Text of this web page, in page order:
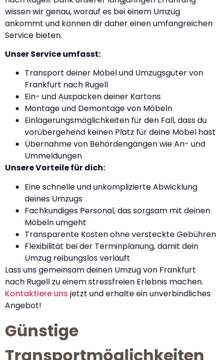
wissen wir genau, worauf es bei einem Umzug
ankommt und können dir daher einen umfangreichen
Service bieten.
Unser Service umfasst:
Transport deiner Möbel und Umzugsgüter von
Frankfurt nach Rugell
Ein- und Auspacken deiner Kartons
Montage und Demontage von Möbeln
Einlagerungsmöglichkeiten für den Fall, dass du
vorübergehend keinen Platz für deine Möbel hast
Übernahme von Behördengängen wie An- und
Ummeldungen
Unsere Vorteile für dich:
Eine schnelle und unkomplizierte Abwicklung
deines Umzugs
Fachkundiges Personal, das sorgsam mit deinen
Möbeln umgeht
Transparente Kosten ohne versteckte Gebühren
Flexibilität bei der Terminplanung, damit dein
Umzug reibungslos verläuft
Lass uns gemeinsam deinen Umzug von Frankfurt
nach Rugell zu einem stressfreien Erlebnis machen.
Kontaktiere uns jetzt und erhalte ein unverbindliches
Angebot!
Günstige
Transportmöglichkeiten